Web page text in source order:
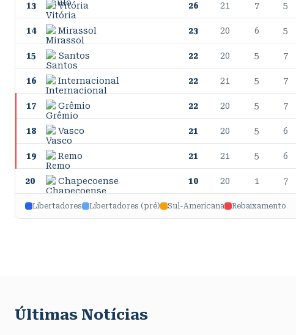
13 Vitória 26 21 7 5
14 Mirassol 23 20 6 5
15 Santos 22 20 5 7
16 Internacional 22 21 5 7
17 Grêmio 22 20 5 7
18 Vasco 21 20 5 6
19 Remo 21 21 5 6
20 Chapecoense 10 20 1 7
Libertadores Libertadores (pré) Sul-Americana Rebaixamento
Últimas Notícias